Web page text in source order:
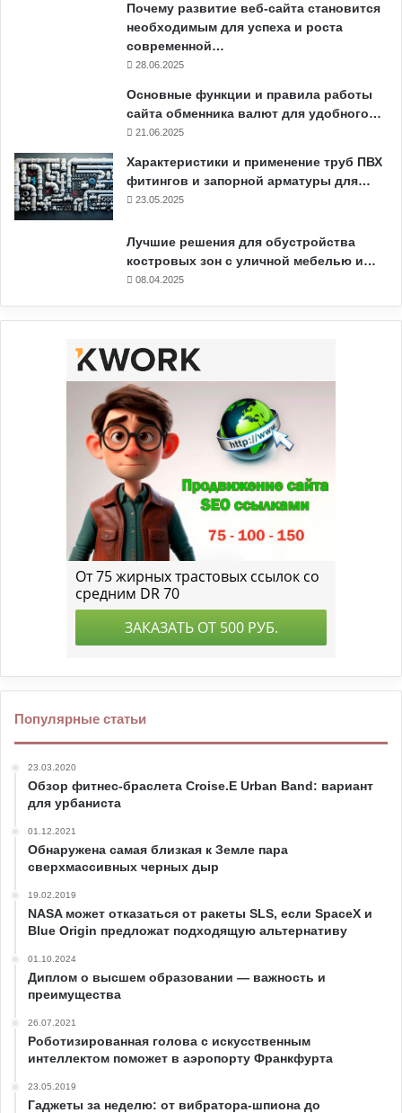
Почему развитие веб-сайта становится
необходимым для успеха и роста
современной…
28.06.2025
Основные функции и правила работы
сайта обменника валют для удобного…
21.06.2025
Характеристики и применение труб ПВХ
фитингов и запорной арматуры для…
23.05.2025
Лучшие решения для обустройства
костровых зон с уличной мебелью и…
08.04.2025
Популярные статьи
23.03.2020
Обзор фитнес-браслета Croise.E Urban Band: вариант
для урбаниста
01.12.2021
Обнаружена самая близкая к Земле пара
сверхмассивных черных дыр
19.02.2019
NASA может отказаться от ракеты SLS, если SpaceX и
Blue Origin предложат подходящую альтернативу
01.10.2024
Диплом о высшем образовании — важность и
преимущества
26.07.2021
Роботизированная голова с искусственным
интеллектом поможет в аэропорту Франкфурта
23.05.2019
Гаджеты за неделю: от вибратора-шпиона до